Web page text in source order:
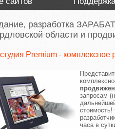
разработка
области и
Premium -
запросам
часа в